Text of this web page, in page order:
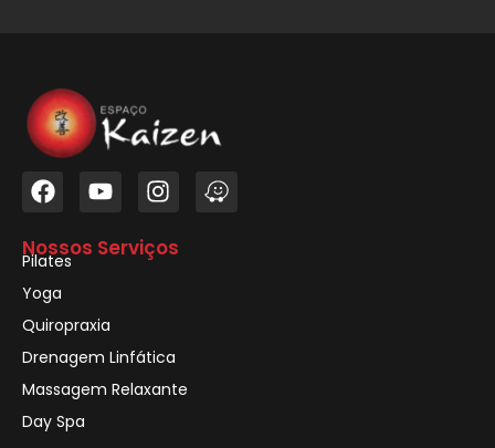
Nossos Serviços
Pilates
Yoga
Quiropraxia
Drenagem Linfática
Massagem Relaxante
Day Spa